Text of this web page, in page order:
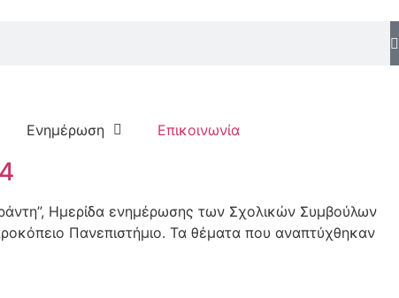
Ενημέρωση Επικοινωνία
Ημερίδα ενημέρωσης των Σχολικών Συμβούλων
Πανεπιστήμιο. Τα θέματα που αναπτύχθηκαν